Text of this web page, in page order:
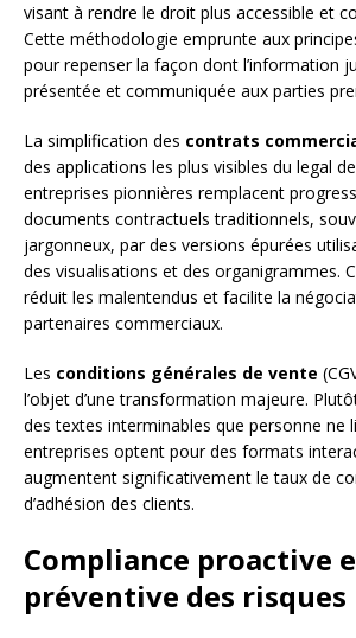
visant à rendre le droit plus accessible et
Cette méthodologie emprunte aux
pour repenser la façon dont l’information
présentée et communiquée aux parties
La simplification des contrats
des applications les plus visibles du legal
entreprises pionnières remplacent
documents contractuels traditionnels,
jargonneux, par des versions épurées
des visualisations et des organigrammes.
réduit les malentendus et facilite la
partenaires commerciaux.
Les conditions générales de vente
l’objet d’une transformation majeure.
des textes interminables que personne ne
entreprises optent pour des formats
augmentent significativement le taux de
d’adhésion des clients.
Compliance proactive
préventive des risques